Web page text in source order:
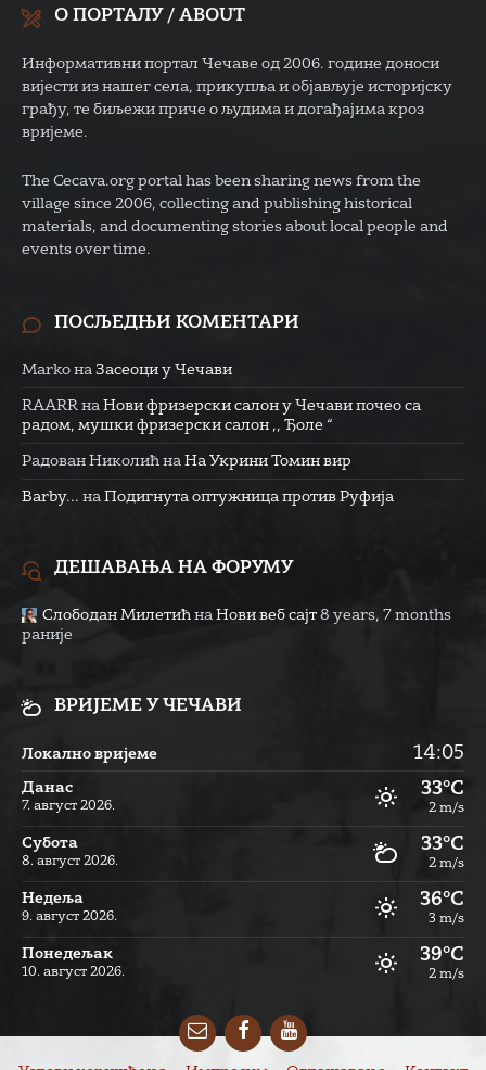
О ПОРТАЛУ / ABOUT
Информативни портал Чечаве од 2006. године доноси
вијести из нашег села, прикупља и објављује историјску
грађу, те биљежи приче о људима и догађајима кроз
вријеме.
The Cecava.org portal has been sharing news from the
village since 2006, collecting and publishing historical
materials, and documenting stories about local people and
events over time.
ПОСЉЕДЊИ КОМЕНТАРИ
Marko на Засеоци у Чечави
RAARR на Нови фризерски салон у Чечави почео са
радом, мушки фризерски салон ,, Ђоле “
Радован Николић на На Укрини Томин вир
Barby... на Подигнута оптужница против Руфија
ДЕШАВАЊА НА ФОРУМУ
Слободан Милетић на Нови веб сајт 8 years, 7 months
раније
ВРИЈЕМЕ У ЧЕЧАВИ
Локално вријеме 14:05
Данас
7. август 2026.
33°C
2 m/s
Субота
8. август 2026.
33°C
2 m/s
Недеља
9. август 2026.
36°C
3 m/s
Понедељак
10. август 2026.
39°C
2 m/s
EmailFacebookYouTube